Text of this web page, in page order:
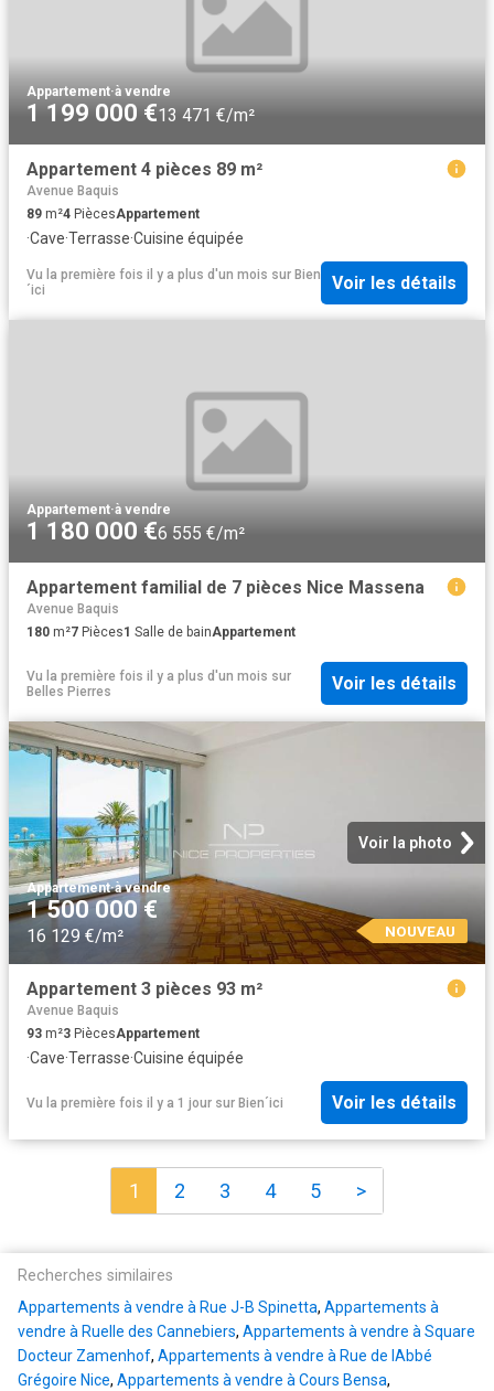
Appartement·à vendre
1 199 000 €13 471 €/m²
Appartement 4 pièces 89 m²
Avenue Baquis
89 m²4 PiècesAppartement
·Cave·Terrasse·Cuisine équipée
Vu la première fois il y a plus d'un mois sur Bien
´ici
Voir les détails
Appartement·à vendre
1 180 000 €6 555 €/m²
Appartement familial de 7 pièces Nice Massena
Avenue Baquis
180 m²7 Pièces1 Salle de bainAppartement
Vu la première fois il y a plus d'un mois sur
Belles Pierres
Voir les détails
Voir la photo
Appartement·à vendre
1 500 000 €
16 129 €/m² NOUVEAU
Appartement 3 pièces 93 m²
Avenue Baquis
93 m²3 PiècesAppartement
·Cave·Terrasse·Cuisine équipée
Vu la première fois il y a 1 jour sur Bien´ici Voir les détails
1 2 3 4 5 >
Recherches similaires
Appartements à vendre à Rue J-B Spinetta, Appartements à
vendre à Ruelle des Cannebiers, Appartements à vendre à Square
Docteur Zamenhof, Appartements à vendre à Rue de lAbbé
Grégoire Nice, Appartements à vendre à Cours Bensa,